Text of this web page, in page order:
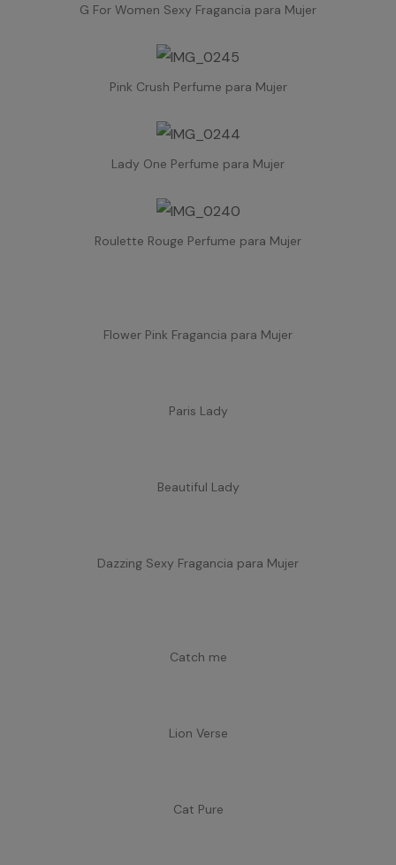
G For Women Sexy Fragancia para Mujer
Pink Crush Perfume para Mujer
Lady One Perfume para Mujer
Roulette Rouge Perfume para Mujer
Flower Pink Fragancia para Mujer
Paris Lady
Beautiful Lady
Dazzing Sexy Fragancia para Mujer
Catch me
Lion Verse
Cat Pure